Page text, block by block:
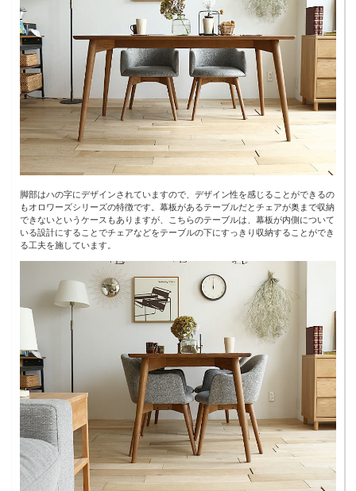
脚部はハの字にデザインされていますので、デザイン性を感じることができるの
もオロワーズシリーズの特徴です。幕板があるテーブルだとチェアが奥まで収納
できないというケースもありますが、こちらのテーブルは、幕板が内側について
いる設計にすることでチェアなどをテーブルの下にすっきり収納することができ
る工夫を施しています。